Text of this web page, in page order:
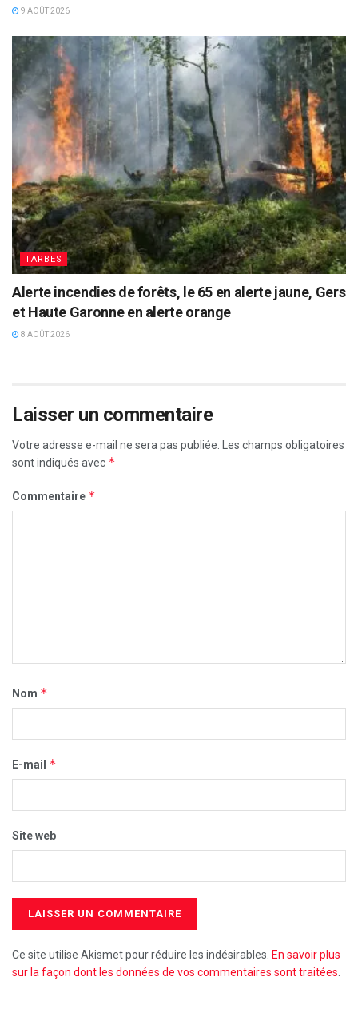
9 AOÛT 2026
TARBES
Alerte incendies de forêts, le 65 en alerte jaune, Gers
et Haute Garonne en alerte orange
8 AOÛT 2026
Laisser un commentaire
Votre adresse e-mail ne sera pas publiée. Les champs obligatoires
sont indiqués avec *
Commentaire *
Nom *
E-mail *
Site web
Ce site utilise Akismet pour réduire les indésirables. En savoir plus
sur la façon dont les données de vos commentaires sont traitées.